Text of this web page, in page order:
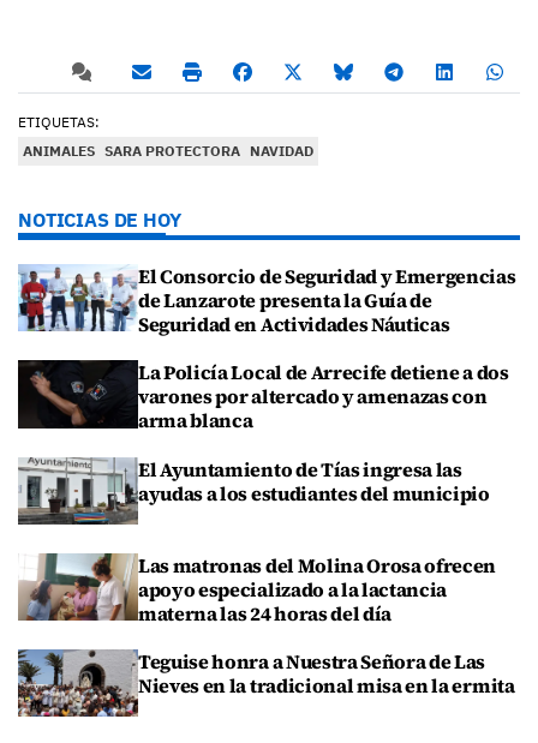
ETIQUETAS:
ANIMALES SARA PROTECTORA NAVIDAD
NOTICIAS DE HOY
El Consorcio de Seguridad y Emergencias
de Lanzarote presenta la Guía de
Seguridad en Actividades Náuticas
La Policía Local de Arrecife detiene a dos
varones por altercado y amenazas con
arma blanca
El Ayuntamiento de Tías ingresa las
ayudas a los estudiantes del municipio
Las matronas del Molina Orosa ofrecen
apoyo especializado a la lactancia
materna las 24 horas del día
Teguise honra a Nuestra Señora de Las
Nieves en la tradicional misa en la ermita